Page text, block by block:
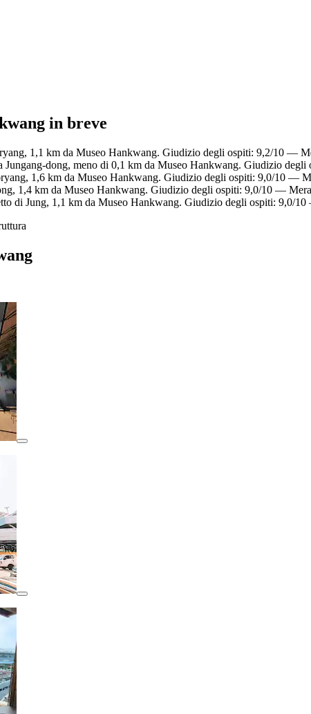
in breve
1,1 km da Museo Hankwang. Giudizio degli ospiti: 9,2/10 —
Jungang-dong, meno di 0,1 km da Museo Hankwang. Giudizio
1,6 km da Museo Hankwang. Giudizio degli ospiti: 9,0/10 —
1,4 km da Museo Hankwang. Giudizio degli ospiti: 9,0/10 —
di Jung, 1,1 km da Museo Hankwang. Giudizio degli ospiti: 9,0/